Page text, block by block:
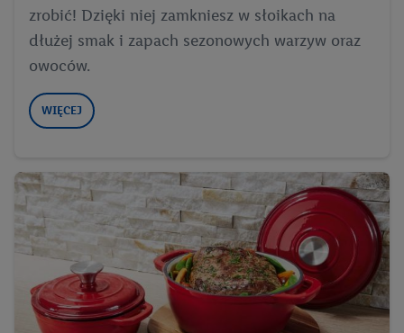
zrobić! Dzięki niej zamkniesz w słoikach na
dłużej smak i zapach sezonowych warzyw oraz
owoców.
WIĘCEJ